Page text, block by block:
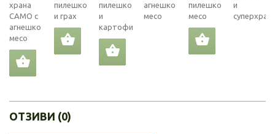
храна
САМО с
агнешко
месо
пилешко
и грах
пилешко
и
картофи
агнешко
месо
пилешко
месо
и
ОТЗИВИ (0)